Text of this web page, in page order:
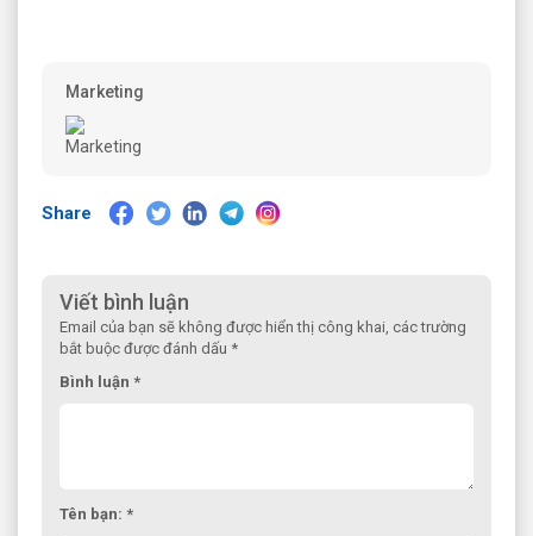
Marketing
Share
Viết bình luận
Email của bạn sẽ không được hiển thị công khai, các trường
bắt buộc được đánh dấu *
Bình luận *
Tên bạn: *